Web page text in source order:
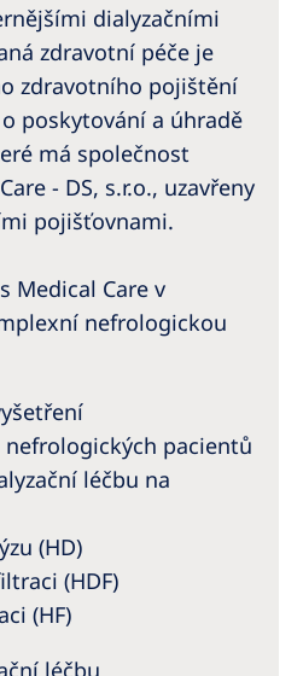
dialyzačními
zdravotní péče je
zdravotního pojištění
poskytování a úhradě
má společnost
- DS, s.r.o., uzavřeny
pojišťovnami.
Medical Care v
nefrologickou
nefrologických pacientů
léčbu na
(HD)
(HDF)
(HF)
léčbu